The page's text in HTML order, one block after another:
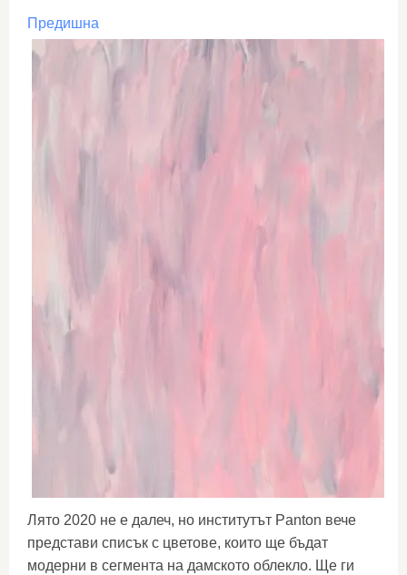
Предишна
Лято 2020 не е далеч, но институтът Panton вече
представи списък с цветове, които ще бъдат
модерни в сегмента на дамското облекло. Ще ги